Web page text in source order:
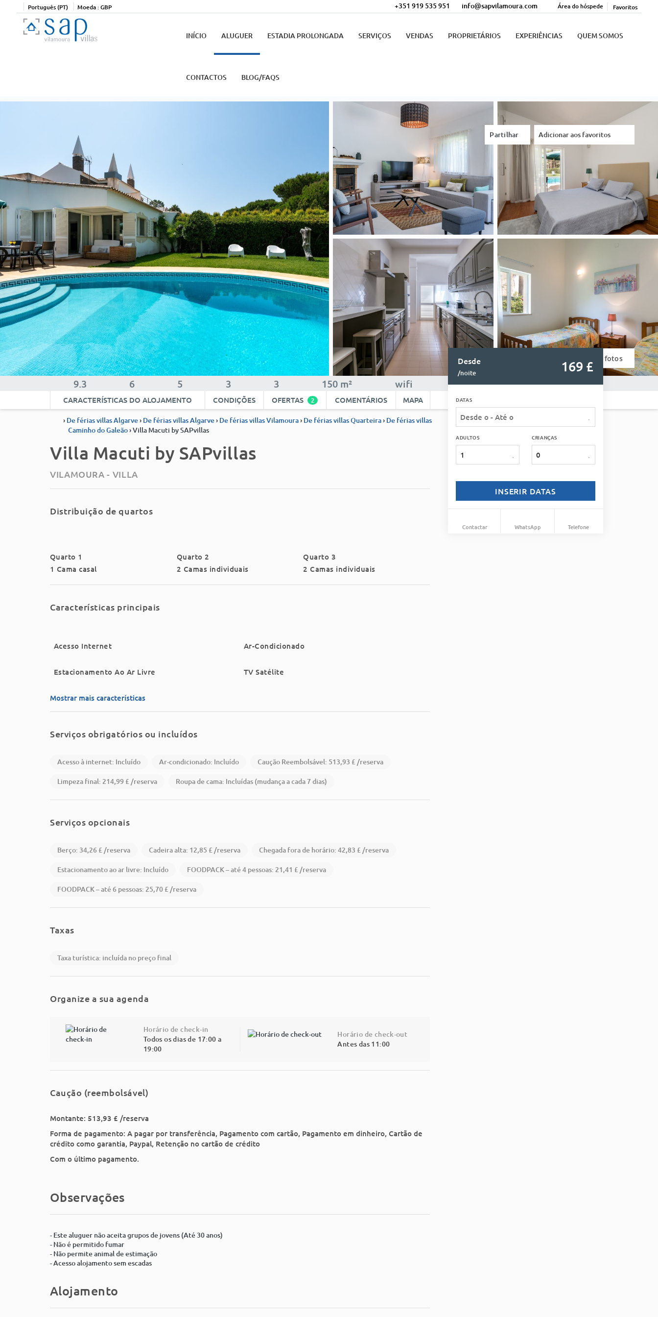
Português (PT) Moeda : GBP Favoritos
+351 919 535 951 info@sapvilamoura.com Área do hóspede
INÍCIO ALUGUER ESTADIA PROLONGADA SERVIÇOS VENDAS PROPRIETÁRIOS EXPERIÊNCIAS QUEM SOMOS
CONTACTOS BLOG/FAQS
Ver fotos
Adicionar aos favoritos
Partilhar
9.3 6 5 3 3 150 m² wifi
CARACTERÍSTICAS DO ALOJAMENTO CONDIÇÕES OFERTAS 2 COMENTÁRIOS MAPA
› De férias villas Algarve› De férias villas Algarve› De férias villas Vilamoura› De férias villas Quarteira› De férias villas
Caminho do Galeão› Villa Macuti by SAPvillas
Villa Macuti by SAPvillas
VILAMOURA - VILLA
Desde
/noite 169 £
DATAS
ADULTOS
1
CRIANÇAS
INSERIR DATAS
Contactar WhatsApp Telefone
Distribuição de quartos
Quarto 1
1 Cama casal
Quarto 2
2 Camas individuais
Quarto 3
2 Camas individuais
Características principais
Acesso Internet Ar-Condicionado
Estacionamento Ao Ar Livre TV Satélite
Mostrar mais características
Serviços obrigatórios ou incluídos
Acesso à internet: Incluído Ar-condicionado: Incluído Caução Reembolsável: 513,93 £ /reserva
Limpeza final: 214,99 £ /reserva Roupa de cama: Incluídas (mudança a cada 7 dias)
Serviços opcionais
Berço: 34,26 £ /reserva Cadeira alta: 12,85 £ /reserva Chegada fora de horário: 42,83 £ /reserva
Estacionamento ao ar livre: Incluído FOODPACK – até 4 pessoas: 21,41 £ /reserva
FOODPACK – até 6 pessoas: 25,70 £ /reserva
Taxas
Taxa turística: incluída no preço final
Organize a sua agenda
Horário de check-in
Todos os dias de 17:00 a
19:00
Horário de check-out
Antes das 11:00
Caução (reembolsável)
Montante: 513,93 £ /reserva
Forma de pagamento: A pagar por transferência, Pagamento com cartão, Pagamento em dinheiro, Cartão de
crédito como garantia, Paypal, Retenção no cartão de crédito
Com o último pagamento.
Observações
- Este aluguer não aceita grupos de jovens (Até 30 anos)
- Não é permitido fumar
- Não permite animal de estimação
- Acesso alojamento sem escadas
Alojamento